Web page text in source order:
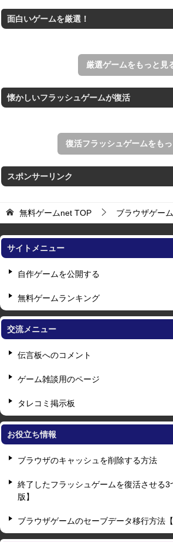
王国を構築していく放置系のシ
すべての矢印を画面外へ導くパ
面白いゲームを厳選！
厳選ゲームをもっと見
懐かしいフラッシュゲームが復活
復活フラッシュゲームをも
スポンサーリンク
無料ゲームnet TOP ブラウザゲーム
サイトメニュー
自作ゲームを公開する
無料ゲームランキング
交流メニュー
伝言板へのコメント
ゲーム雑談用のページ
タレコミ掲示板
お役立ち情報
ブラウザのキャッシュを削除する方法
終了したフラッシュゲームを復活させる
版】
ブラウザゲームのセーブデータ移行方法